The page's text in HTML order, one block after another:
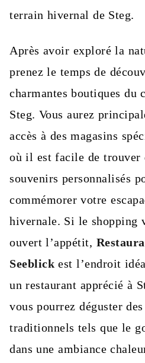
terrain hivernal de Steg.
Après avoir exploré la
prenez le temps de
charmantes boutiques du
Steg. Vous aurez
accès à des magasins
où il est facile de trouver
souvenirs personnalisés
commémorer votre
hivernale. Si le shopping
ouvert l’appétit,
Seeblick est l’endroit
un restaurant apprécié à
vous pourrez déguster
traditionnels tels que le
dans une ambiance